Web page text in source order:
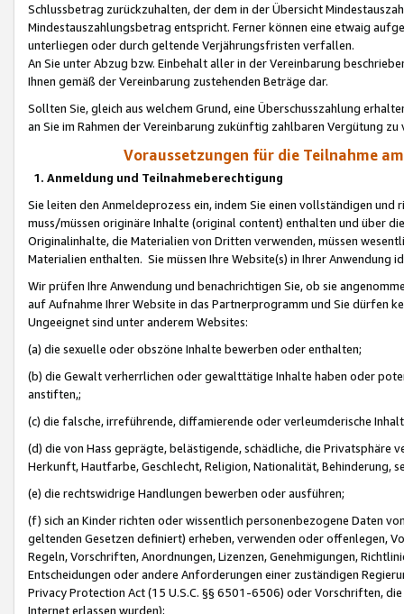
Schlussbetrag zurückzuhalten, der dem in der Übersicht
Mindestauszahlungsbetrag entspricht. Ferner können eine etwaig
unterliegen oder durch geltende Verjährungsfristen verfallen.
An Sie unter Abzug bzw. Einbehalt aller in der Vereinbarung
Ihnen gemäß der Vereinbarung zustehenden Beträge dar.
Sollten Sie, gleich aus welchem Grund, eine Überschusszahlung
an Sie im Rahmen der Vereinbarung zukünftig zahlbaren Vergütung zu
Voraussetzungen für die Teilnahme
1. Anmeldung und Teilnahmeberechtigung
Sie leiten den Anmeldeprozess ein, indem Sie einen vollständigen
muss/müssen originäre Inhalte (original content) enthalten und über
Originalinhalte, die Materialien von Dritten verwenden, müssen
Materialien enthalten. Sie müssen Ihre Website(s) in Ihrer Anwendung
Wir prüfen Ihre Anwendung und benachrichtigen Sie, ob sie
auf Aufnahme Ihrer Website in das Partnerprogramm und Sie dürfen
Ungeeignet sind unter anderem Websites:
(a) die sexuelle oder obszöne Inhalte bewerben oder enthalten;
(b) die Gewalt verherrlichen oder gewalttätige Inhalte haben oder
anstiften,;
(c) die falsche, irreführende, diffamierende oder verleumderische
(d) die von Hass geprägte, belästigende, schädliche, die Privatsphäre
Herkunft, Hautfarbe, Geschlecht, Religion, Nationalität, Behinderung,
(e) die rechtswidrige Handlungen bewerben oder ausführen;
(f) sich an Kinder richten oder wissentlich personenbezogene Daten
geltenden Gesetzen definiert) erheben, verwenden oder offenlegen,
Regeln, Vorschriften, Anordnungen, Lizenzen, Genehmigungen,
Entscheidungen oder andere Anforderungen einer zuständigen
Privacy Protection Act (15 U.S.C. §§ 6501-6506) oder Vorschriften,
Internet erlassen wurden);